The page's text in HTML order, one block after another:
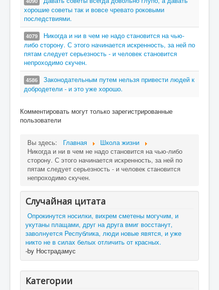
хорошие советы так и вовсе чревато роковыми
последствиями.
4079
Никогда и ни в чем не надо становится на чью-
либо сторону. С этого начинается искренность, за ней по
пятам следует серьезность - и человек становится
непроходимо скучен.
4586
Законодательным путем нельзя привести людей к
добродетели - и это уже хорошо.
Комментировать могут только зарегистрированные
пользователи
Вы здесь: Главная
Школа жизни
Никогда и ни в чем не надо становится на чью-либо
сторону. С этого начинается искренность, за ней по
пятам следует серьезность - и человек становится
непроходимо скучен.
Случайная цитата
Опрокинутся носилки, вихрем сметены могучим, и
укутаны плащами, друг на друга вмиг восстанут,
заволнуется Республика, люди новые явятся, и уже
никто не в силах белых отличить от красных.
-by Нострадамус
Категории